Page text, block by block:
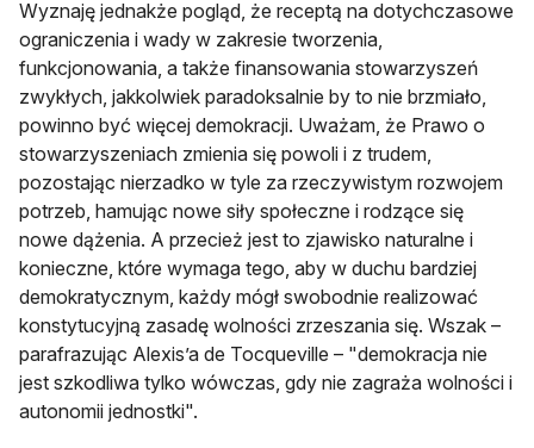
Wyznaję jednakże pogląd, że receptą na dotychczasowe
ograniczenia i wady w zakresie tworzenia,
funkcjonowania, a także finansowania stowarzyszeń
zwykłych, jakkolwiek paradoksalnie by to nie brzmiało,
powinno być więcej demokracji. Uważam, że Prawo o
stowarzyszeniach zmienia się powoli i z trudem,
pozostając nierzadko w tyle za rzeczywistym rozwojem
potrzeb, hamując nowe siły społeczne i rodzące się
nowe dążenia. A przecież jest to zjawisko naturalne i
konieczne, które wymaga tego, aby w duchu bardziej
demokratycznym, każdy mógł swobodnie realizować
konstytucyjną zasadę wolności zrzeszania się. Wszak –
parafrazując Alexis’a de Tocqueville – "demokracja nie
jest szkodliwa tylko wówczas, gdy nie zagraża wolności i
autonomii jednostki".